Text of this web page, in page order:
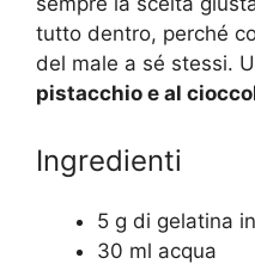
tutto dentro, perché
del male a sé stessi.
pistacchio e al
Ingredienti
5 g di gelatina
30 ml acqua